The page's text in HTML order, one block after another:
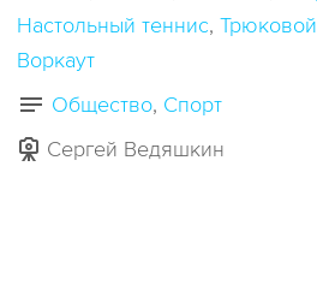
Настольный теннис
Воркаут
Общество Спорт
Сергей Ведяшкин